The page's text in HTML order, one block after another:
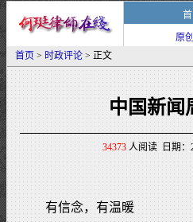
原
首页 > 时政评论> 正文
中国新闻
34373人阅读 日期：
有信念，有温暖